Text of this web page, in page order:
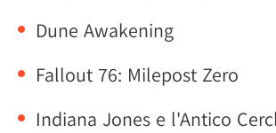
Dune Awakening
Fallout 76: Milepost Zero
Indiana Jones e l'Antico